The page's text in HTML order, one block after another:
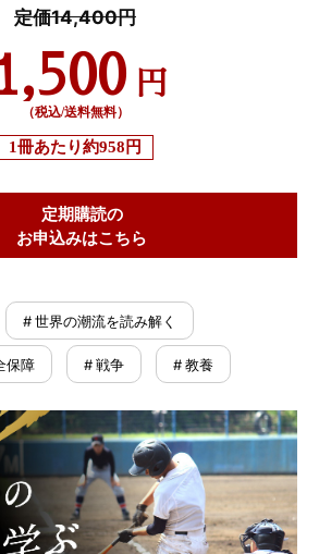
定価14,400円
円
（税込/送料無料）
1冊あたり約958円
定期購読の
お申込みはこちら
# 世界の潮流を読み解く
保障 # 戦争 # 教養